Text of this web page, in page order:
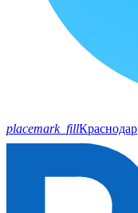
placemark_fillКраснодар